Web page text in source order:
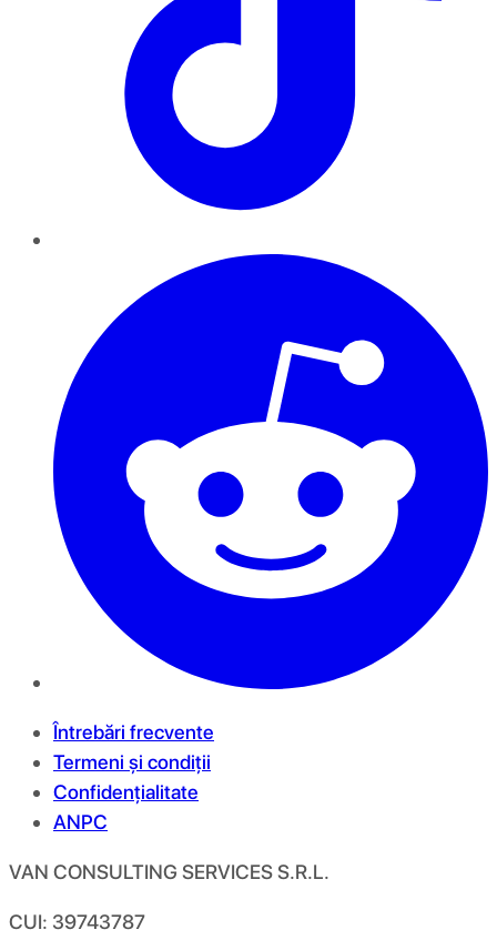
Întrebări frecvente
Termeni și condiții
Confidențialitate
ANPC
VAN CONSULTING SERVICES S.R.L.
CUI: 39743787